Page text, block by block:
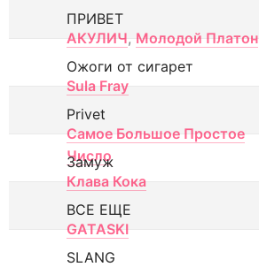
ПРИВЕТ
АКУЛИЧ, Молодой Платон
Ожоги от сигарет
Sula Fray
Privet
Самое Большое Простое
Число
Замуж
Клава Кока
ВСЕ ЕЩЕ
GATASKI
SLANG